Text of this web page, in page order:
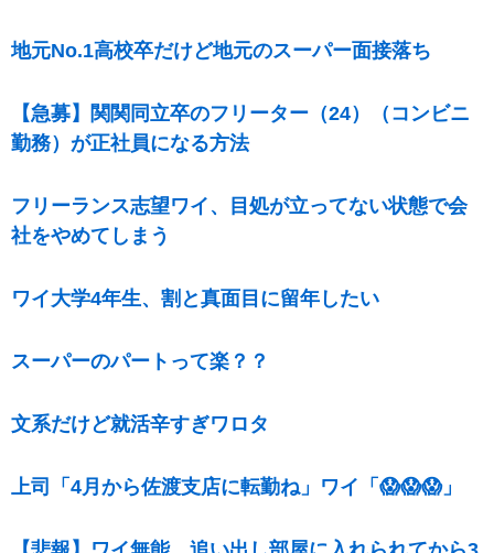
地元No.1高校卒だけど地元のスーパー面接落ち
【急募】関関同立卒のフリーター（24）（コンビニ
勤務）が正社員になる方法
フリーランス志望ワイ、目処が立ってない状態で会
社をやめてしまう
ワイ大学4年生、割と真面目に留年したい
スーパーのパートって楽？？
文系だけど就活辛すぎワロタ
上司「4月から佐渡支店に転勤ね」ワイ「😱😱😱」